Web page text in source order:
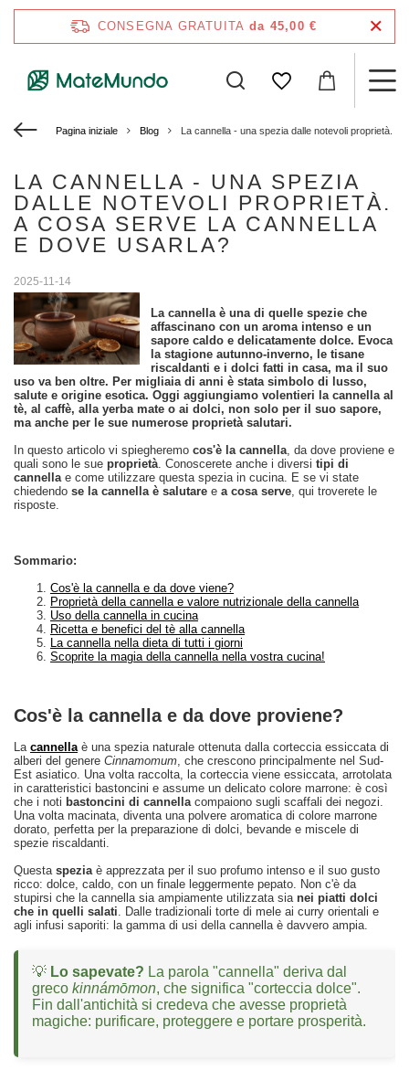
CONSEGNA GRATUITA da 45,00 €
Pagina iniziale Blog La cannella - una spezia dalle notevoli proprietà. a
LA CANNELLA - UNA SPEZIA
DALLE NOTEVOLI PROPRIETÀ.
A COSA SERVE LA CANNELLA
E DOVE USARLA?
2025-11-14
La cannella è una di quelle spezie che
affascinano con un aroma intenso e un
sapore caldo e delicatamente dolce. Evoca
la stagione autunno-inverno, le tisane
riscaldanti e i dolci fatti in casa, ma il suo
uso va ben oltre. Per migliaia di anni è stata simbolo di lusso,
salute e origine esotica. Oggi aggiungiamo volentieri la cannella al
tè, al caffè, alla yerba mate o ai dolci, non solo per il suo sapore,
ma anche per le sue numerose proprietà salutari.
In questo articolo vi spiegheremo cos'è la cannella, da dove proviene e
quali sono le sue proprietà. Conoscerete anche i diversi tipi di
cannellae come utilizzare questa spezia in cucina. E se vi state
chiedendo se la cannella è salutare e a cosa serve, qui troverete le
risposte.
Sommario:
Cos'è la cannella e da dove viene?
Proprietà della cannella e valore nutrizionale della cannella
Uso della cannella in cucina
Ricetta e benefici del tè alla cannella
La cannella nella dieta di tutti i giorni
Scoprite la magia della cannella nella vostra cucina!
Cos'è la cannella e da dove proviene?
La cannellaè una spezia naturale ottenuta dalla corteccia essiccata di
alberi del genere Cinnamomum, che crescono principalmente nel Sud-
Est asiatico. Una volta raccolta, la corteccia viene essiccata, arrotolata
in caratteristici bastoncini e assume un delicato colore marrone: è così
che i noti bastoncini di cannellacompaiono sugli scaffali dei negozi.
Una volta macinata, diventa una polvere aromatica di colore marrone
dorato, perfetta per la preparazione di dolci, bevande e miscele di
spezie riscaldanti.
Questa speziaè apprezzata per il suo profumo intenso e il suo gusto
ricco: dolce, caldo, con un finale leggermente pepato. Non c'è da
stupirsi che la cannella sia ampiamente utilizzata sia nei piatti dolci
che in quelli salati. Dalle tradizionali torte di mele ai curry orientali e
agli infusi saporiti: la gamma di usi della cannella è davvero ampia.
💡 Lo sapevate? La parola "cannella" deriva dal
greco kinnámōmon, che significa "corteccia dolce".
Fin dall'antichità si credeva che avesse proprietà
magiche: purificare, proteggere e portare prosperità.